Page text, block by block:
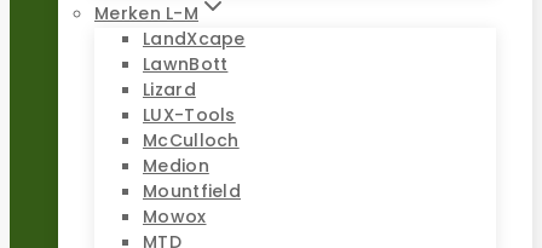
Merken L-M
LandXcape
LawnBott
Lizard
LUX-Tools
McCulloch
Medion
Mountfield
Mowox
MTD